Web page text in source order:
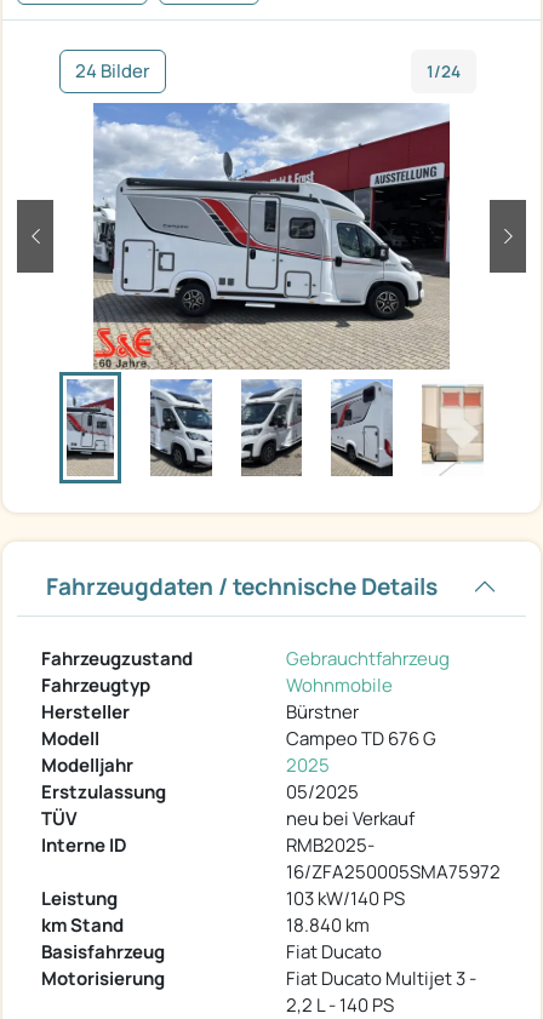
24 Bilder 1/24
zurück
Fahrzeugdaten / technische Details
Fahrzeugzustand
Gebrauchtfahrzeug
Fahrzeugtyp
Wohnmobile
Hersteller
Bürstner
Modell
Campeo TD 676 G
Modelljahr
2025
Erstzulassung
05/2025
TÜV
neu bei Verkauf
Interne ID
RMB2025-
16/ZFA250005SMA75972
Leistung
103 kW/140 PS
km Stand
18.840 km
Basisfahrzeug
Fiat Ducato
Motorisierung
Fiat Ducato Multijet 3 -
2,2 L - 140 PS